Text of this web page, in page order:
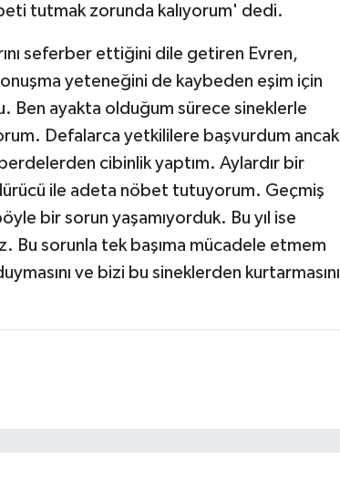
tutmak zorunda kalıyorum' dedi.
seferber ettiğini dile getiren Evren,
yeteneğini de kaybeden eşim için
Ben ayakta olduğum sürece sineklerle
Defalarca yetkililere başvurdum ancak
cibinlik yaptım. Aylardır bir
ile adeta nöbet tutuyorum. Geçmiş
bir sorun yaşamıyorduk. Bu yıl ise
Bu sorunla tek başıma mücadele etmem
ve bizi bu sineklerden kurtarmasını